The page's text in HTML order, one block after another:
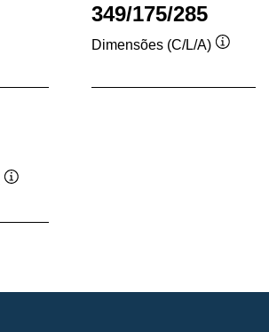
349/175/285
Dimensões (C/L/A)
ferramenta